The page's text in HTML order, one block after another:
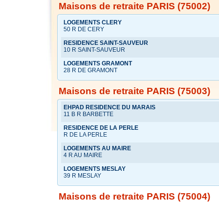
Maisons de retraite PARIS (75002)
LOGEMENTS CLERY
50 R DE CERY
RESIDENCE SAINT-SAUVEUR
10 R SAINT-SAUVEUR
LOGEMENTS GRAMONT
28 R DE GRAMONT
Maisons de retraite PARIS (75003)
EHPAD RESIDENCE DU MARAIS
11 B R BARBETTE
RESIDENCE DE LA PERLE
R DE LA PERLE
LOGEMENTS AU MAIRE
4 R AU MAIRE
LOGEMENTS MESLAY
39 R MESLAY
Maisons de retraite PARIS (75004)